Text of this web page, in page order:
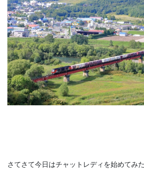
さてさて今日はチャットレディを始めてみ